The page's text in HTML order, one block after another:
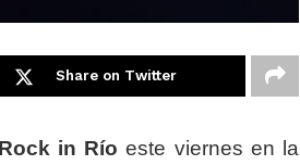
Share on Twitter
Rock in Río este viernes en la